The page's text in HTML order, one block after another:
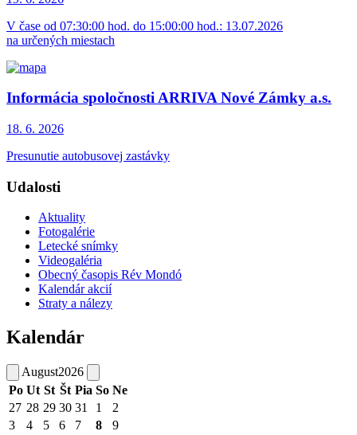
V čase od 07:30:00 hod. do 15:00:00 hod.: 13.07.2026
na určených miestach
Informácia spoločnosti ARRIVA Nové Zámky a.s.
18. 6. 2026
Presunutie autobusovej zastávky
Udalosti
Aktuality
Fotogalérie
Letecké snímky
Videogaléria
Obecný časopis Rév Mondó
Kalendár akcií
Straty a nálezy
Kalendár
August2026
Po Ut St Št Pia So Ne
27 28 29 30 31 1
2
3
4 5 6 7 8
9